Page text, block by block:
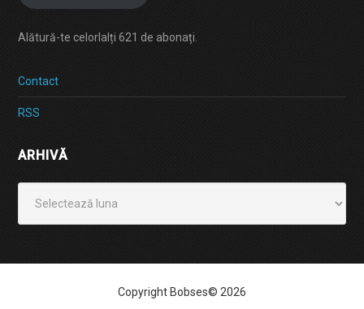
Alătură-te celorlalți 621 de abonați.
Contact
RSS
ARHIVĂ
Copyright Bobses© 2026